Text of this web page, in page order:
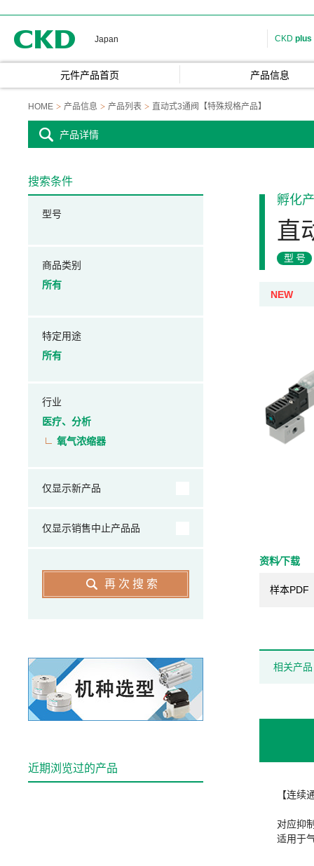
Japan CKD plus
元件产品首页 产品信息
HOME 产品信息 产品列表 直动式3通阀【特殊规格产品】
产品详情
孵化
直
型号
NEW
资料⁄下载
样本PDF
相关产品
【连续
对应抑
适用于
搜索条件
型号
商品类别
所有
特定用途
所有
行业
医疗、分析
氧气浓缩器
仅显示新产品
仅显示销售中止产品品
再次搜索
近期浏览过的产品